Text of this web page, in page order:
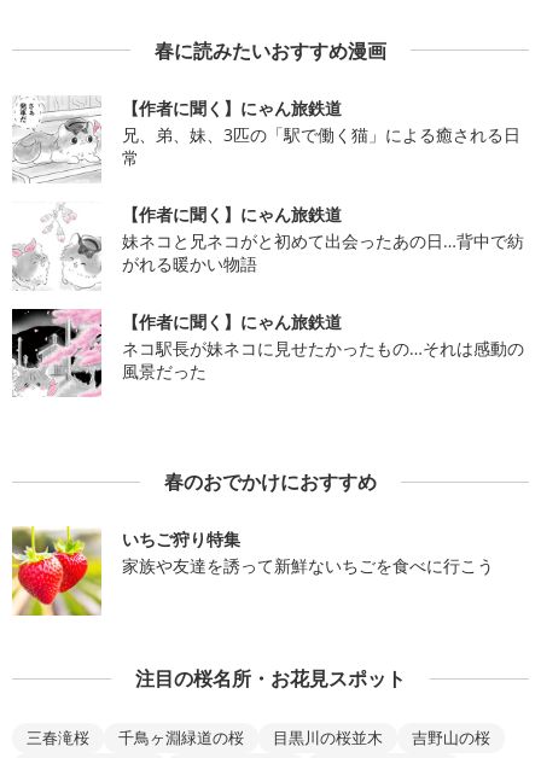
春に読みたいおすすめ漫画
【作者に聞く】にゃん旅鉄道
兄、弟、妹、3匹の「駅で働く猫」による癒される日
常
【作者に聞く】にゃん旅鉄道
妹ネコと兄ネコがと初めて出会ったあの日…背中で紡
がれる暖かい物語
【作者に聞く】にゃん旅鉄道
ネコ駅長が妹ネコに見せたかったもの…それは感動の
風景だった
春のおでかけにおすすめ
いちご狩り特集
家族や友達を誘って新鮮ないちごを食べに行こう
注目の桜名所・お花見スポット
三春滝桜 千鳥ヶ淵緑道の桜 目黒川の桜並木
吉野山の桜